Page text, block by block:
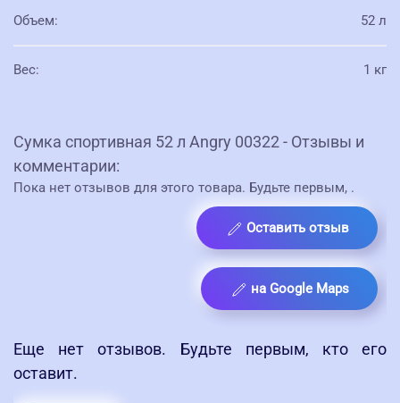
Объем: 52 л
Вес: 1 кг
Сумка спортивная 52 л Angry 00322 - Отзывы и
комментарии:
Пока нет отзывов для этого товара. Будьте первым, .
Оставить отзыв
на Google Maps
Еще нет отзывов. Будьте первым, кто его
оставит.